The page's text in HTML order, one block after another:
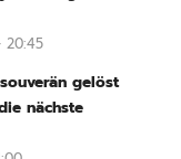
20:45
gelöst
nächste